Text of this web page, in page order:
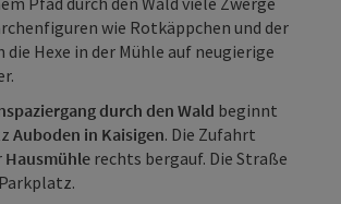
wie Rotkäppchen und der
die Hexe in der Mühle auf neugierige
durch den Wald beginnt
Auboden in Kaisigen. Die Zufahrt
Hausmühle rechts bergauf. Die Straße